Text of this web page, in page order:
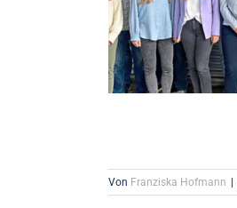
Von Franziska Hofmann